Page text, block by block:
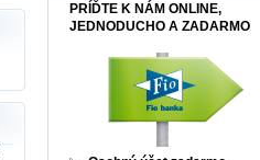
PRÍĎTE K NÁM ONLINE,
JEDNODUCHO A ZADARMO